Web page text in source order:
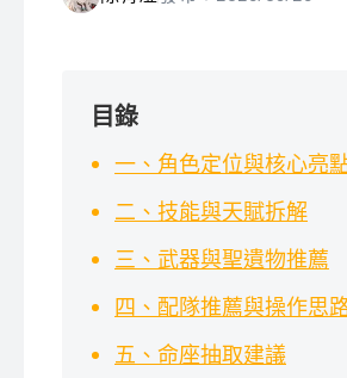
目錄
一、角色定位與核心亮
二、技能與天賦拆解
三、武器與聖遺物推薦
四、配隊推薦與操作思
五、命座抽取建議